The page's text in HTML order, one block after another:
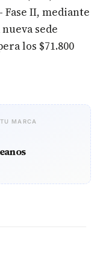
II, mediante
sede
los $71.800
MARCA